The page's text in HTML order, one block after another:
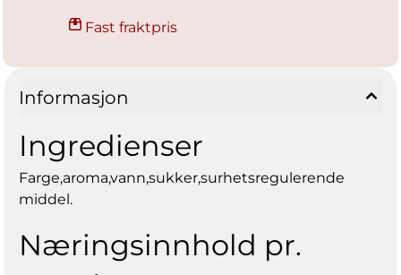
Fast fraktpris
Informasjon
Ingredienser
Farge,aroma,vann,sukker,surhetsregulerende
middel.
Næringsinnhold pr.